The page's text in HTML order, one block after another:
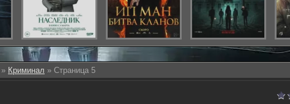
» Криминал » Страница 5